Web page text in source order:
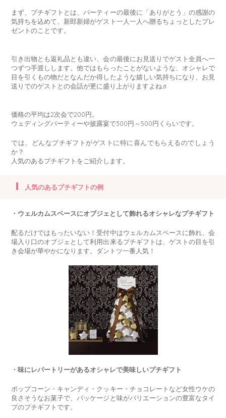
まず、プチギフトとは、パーティーの最後に「ありがとう」の感謝の
気持ちを込めて、新郎新婦がゲスト一人一人へ贈るちょっとしたプレ
ゼントのことです。
引き出物とも返礼品とも違い、会の最後にお見送りでゲスト全員へ一
つずつ手渡しします。他ではもらったことがないような、オシャレで
目を引くもの物だとなんだか得したような嬉しい気持ちになり、お見
送りでのゲストとの会話が更に盛り上がりますよね♬
価格の平均は2次会で200円。
ウェディングパーティーや披露宴で300円～500円くらいです。
では、どんなプチギフトがゲストに特に喜んでもらえるのでしょう
か？
人気のあるプチギフトをご紹介します。
人気のあるプチギフトの例
・ウェルカムスペースにオブジェとして飾れるオシャレなプチギフト
配るだけではもったいない！受付中はウェルカムスペースに飾れ、会
場入り口のオブジェとして利用出来るプチギフトは、ゲストの目を引
き会場が華やかになります。ダントツ一番人気！
・味にレパートリーがあるオシャレで美味しいプチギフト
ポップコーン・キャンディ・クッキー・チョコレートなど女性ウケの
良さそうなお菓子で、パッケージと味がバリエーションの豊富なタイ
プのプチギフトです。